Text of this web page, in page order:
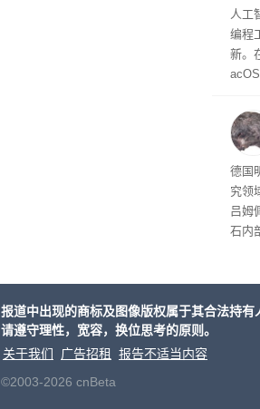
多
人工
编程
新。
互相
调工
囊”
德国
究领
吕姆
石内
报道中出现的商标及图像版权属于其合法持
请遵守理性，宽容，换位思考的原则。
关于我们
广告招租
报告不适当内容
©2003-2026 cnBeta